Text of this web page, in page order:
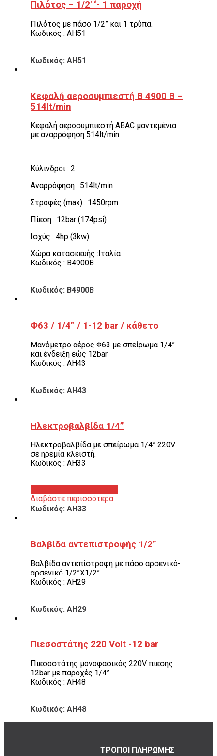
Πιλότος – 1/2′ ‘- 1 παροχή
Πιλότος με πάσο 1/2” και 1 τρύπα.
Κωδικός : AH51
Κωδικός: AH51
Κεφαλή αεροσυμπιεστή Β 4900 Β –
514lt/min
Κεφαλή αεροσυμπιεστή ABAC μαντεμένια
με αναρρόφηση 514lt/min
Κύλινδροι : 2
Αναρρόφηση : 514lt/min
Στροφές (max) : 1450rpm
Πίεση : 12bar (174psi)
Ισχύς : 4hp (3kw)
Χώρα κατασκευής :Ιταλία
Κωδικός : B4900B
Κωδικός: B4900B
Φ63 / 1/4” / 1-12 bar / κάθετο
Μανόμετρο αέρος Φ63 με σπείρωμα 1/4”
και ένδειξη εώς 12bar
Κωδικός : AH43
Κωδικός: AH43
Ηλεκτροβαλβίδα 1/4”
Ηλεκτροβαλβίδα με σπείρωμα 1/4” 220V
σε ηρεμία κλειστή.
Κωδικός : AH33
Διαβάστε περισσότερα
Κωδικός: AH33
Βαλβίδα αντεπιστροφής 1/2”
Βαλβίδα αντεπίστροφη με πάσο αρσενικό-
αρσενικό 1/2”Χ1/2”.
Κωδικός : AH29
Κωδικός: AH29
Πιεσοστάτης 220 Volt -12 bar
Πιεσοστάτης μονοφασικός 220V πίεσης
12bar με παροχές 1/4”
Κωδικός : AH48
Κωδικός: AH48
ΤΡΟΠΟΙ ΠΛΗΡΩΜΗΣ